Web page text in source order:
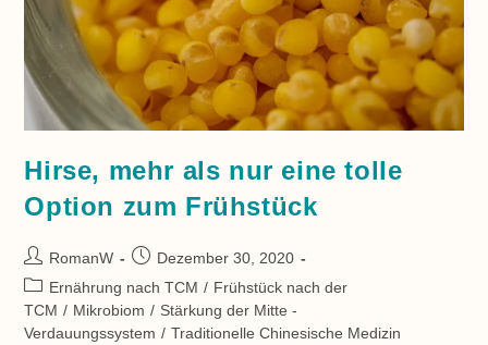
Hirse, mehr als nur eine tolle
Option zum Frühstück
Beitrags-
Autor:
RomanW
Beitrag
veröffentlicht:
Dezember 30, 2020
Beitrags-
Kategorie:
Ernährung nach TCM / Frühstück nach der
TCM / Mikrobiom / Stärkung der Mitte -
Verdauungssystem / Traditionelle Chinesische Medizin